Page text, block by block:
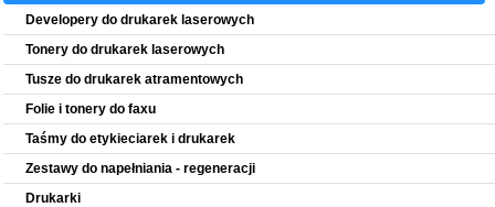
Developery do drukarek laserowych
Tonery do drukarek laserowych
Tusze do drukarek atramentowych
Folie i tonery do faxu
Taśmy do etykieciarek i drukarek
Zestawy do napełniania - regeneracji
Drukarki